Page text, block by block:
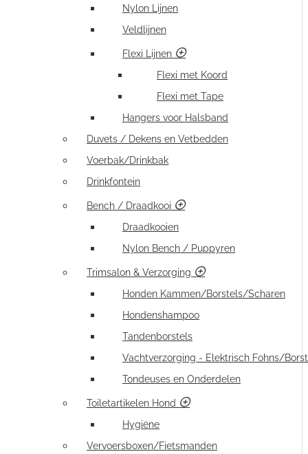
Nylon Lijnen
Veldlijnen
Flexi Lijnen
Flexi met Koord
Flexi met Tape
Hangers voor Halsband
Duvets / Dekens en Vetbedden
Voerbak/Drinkbak
Drinkfontein
Bench / Draadkooi
Draadkooien
Nylon Bench / Puppyren
Trimsalon & Verzorging
Honden Kammen/Borstels/Scharen
Hondenshampoo
Tandenborstels
Vachtverzorging - Elektrisch Fohns/
Tondeuses en Onderdelen
Toiletartikelen Hond
Hygiëne
Vervoersboxen/Fietsmanden